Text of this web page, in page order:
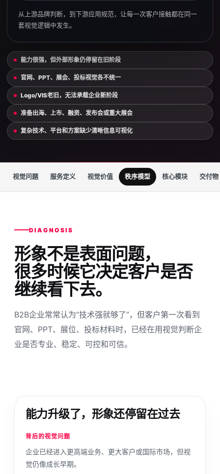
从上游品牌判断，到下游应用规范，让每一次客户接触都在同一
套视觉逻辑中发生。
能力很强，但外部形象仍停留在旧阶段
官网、PPT、展会、投标视觉各不统一
Logo/VIS老旧，无法承载企业新阶段
准备出海、上市、融资、发布会或重大展会
复杂技术、平台和方案缺少清晰信息可视化
视觉问题 服务定义 视觉价值 秩序模型 核心模块 交付物
DIAGNOSIS
形象不是表面问题，
很多时候它决定客户是否
继续看下去。
B2B企业常常认为“技术强就够了”，但客户第一次看到
官网、PPT、展位、投标材料时，已经在用视觉判断企
业是否专业、稳定、可控和可信。
能力升级了，形象还停留在过去
背后的视觉问题
企业已经进入更高端业务、更大客户或国际市场，但视
觉仍像成长早期。